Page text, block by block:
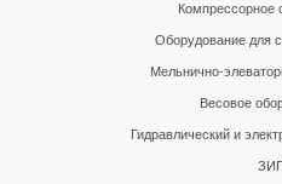
Компрессорное
Оборудование для
Мельнично-
Весовое
Гидравлический и
ЗИП